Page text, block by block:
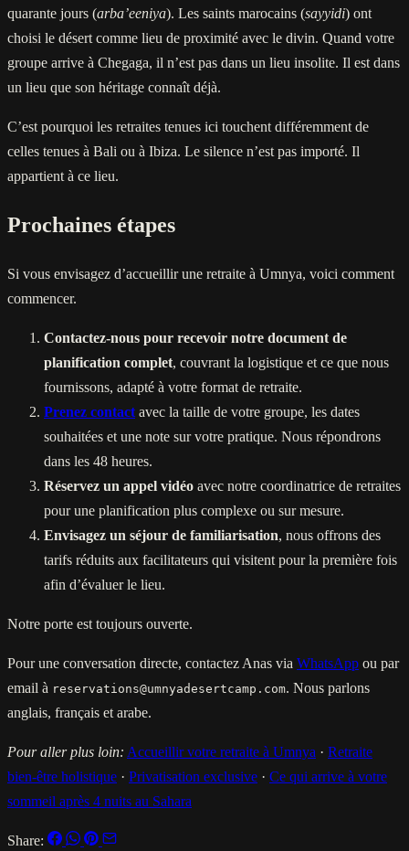
quarante jours (arba’eeniya). Les saints marocains (sayyidi) ont
choisi le désert comme lieu de proximité avec le divin. Quand votre
groupe arrive à Chegaga, il n’est pas dans un lieu insolite. Il est dans
un lieu que son héritage connaît déjà.
C’est pourquoi les retraites tenues ici touchent différemment de
celles tenues à Bali ou à Ibiza. Le silence n’est pas importé. Il
appartient à ce lieu.
Prochaines étapes
Si vous envisagez d’accueillir une retraite à Umnya, voici comment
commencer.
Contactez-nous pour recevoir notre document de
planification complet, couvrant la logistique et ce que nous
fournissons, adapté à votre format de retraite.
Prenez contact avec la taille de votre groupe, les dates
souhaitées et une note sur votre pratique. Nous répondrons
dans les 48 heures.
Réservez un appel vidéo avec notre coordinatrice de retraites
pour une planification plus complexe ou sur mesure.
Envisagez un séjour de familiarisation, nous offrons des
tarifs réduits aux facilitateurs qui visitent pour la première fois
afin d’évaluer le lieu.
Notre porte est toujours ouverte.
Pour une conversation directe, contactez Anas via WhatsApp ou par
email à reservations@umnyadesertcamp.com. Nous parlons
anglais, français et arabe.
Pour aller plus loin: Accueillir votre retraite à Umnya · Retraite
bien-être holistique · Privatisation exclusive · Ce qui arrive à votre
sommeil après 4 nuits au Sahara
Share: